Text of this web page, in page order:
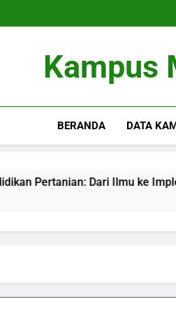
Kampus
BERANDA DATA
Dari Ilmu ke Implementasi